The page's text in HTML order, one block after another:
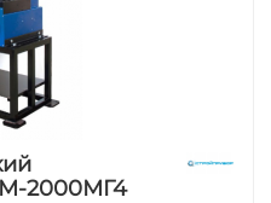
2000МГ4